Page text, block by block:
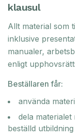
klausul
Allt material som
inklusive
manualer,
enligt
Beställaren får:
använda
dela materialet
beställd utbildning